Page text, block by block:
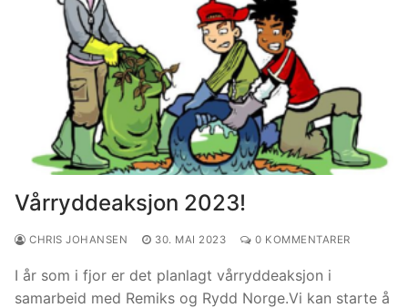
Vårryddeaksjon 2023!
CHRIS JOHANSEN 30. MAI 2023 0 KOMMENTARER
I år som i fjor er det planlagt vårryddeaksjon i
samarbeid med Remiks og Rydd Norge.Vi kan starte å